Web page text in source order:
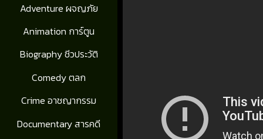
Adventure ผจญภัย
Animation การ์ตูน
Biography ชีวประวัติ
Comedy ตลก
Crime อาชญากรรม
Documentary สารคดี